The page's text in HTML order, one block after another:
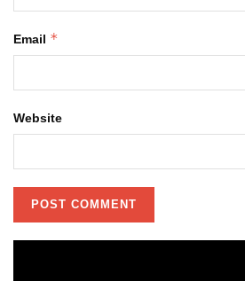
Email *
Website